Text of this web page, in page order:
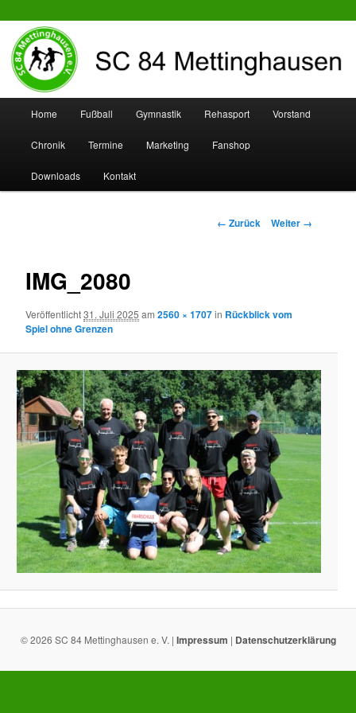
SC 84 Mettinghausen
Zum
Inhalt
wechseln
Zum
sekundären
Inhalt
Home Fußball Gymnastik Rehasport Vorstand
Chronik Termine Marketing Fanshop
Downloads Kontakt
Bilder-
← Zurück Weiter →
IMG_2080
Veröffentlicht31. Juli 2025 am2560 × 1707in Rückblick vom
Spiel ohne Grenzen
© 2026 SC 84 Mettinghausen e. V. | Impressum | Datenschutzerklärung